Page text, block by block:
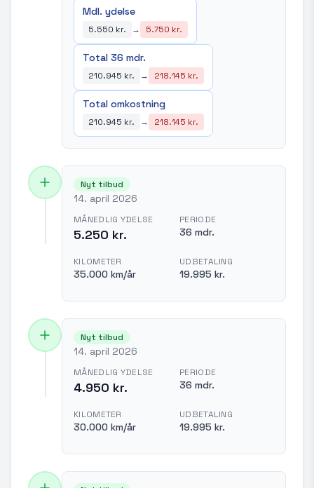
Mdl. ydelse
5.550 kr. → 5.750 kr.
Total 36 mdr.
210.945 kr. → 218.145 kr.
Total omkostning
210.945 kr. → 218.145 kr.
Nyt tilbud
14. april 2026
MÅNEDLIG YDELSE
5.250 kr.
PERIODE
36 mdr.
KILOMETER
35.000 km/år
UDBETALING
19.995 kr.
Nyt tilbud
14. april 2026
MÅNEDLIG YDELSE
4.950 kr.
PERIODE
36 mdr.
KILOMETER
30.000 km/år
UDBETALING
19.995 kr.